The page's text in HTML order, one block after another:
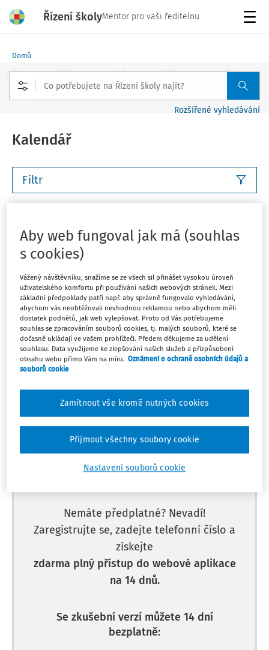
Řízení školyMentor pro vaši ředitelnu
Domů
Rozšířené vyhledávání
Kalendář
Filtr
Vlastní rozsah
1
PLÁNOVÁNÍ A KONTROLA PED. PROCESU
ŠKOLNÍ DRUŽINA
ZÁJMOVÉ VZDĚLÁVÁNÍ
Právo nebo nárok na prominutí nebo
snížení úplaty
Můj plán
Máte předplatné? Přihlaste se.
Tento dokument je jen pro
Nemáte předplatné? Nevadí!
Zaregistrujte se, zadejte telefonní číslo a
získejte
zdarma plný přístup do webové aplikace
na 14 dnů.
Se zkušební verzí můžete 14 dní
bezplatně:
Aby web fungoval jak má (souhlas
s cookies)
Vážený návštěvníku, snažíme se ze všech sil přinášet vysokou úroveň
uživatelského komfortu při používání našich webových stránek. Mezi
základní předpoklady patří např. aby správně fungovalo vyhledávání,
abychom vás neobtěžovali nevhodnou reklamou nebo abychom měli
dostatek podnětů, jak web vylepšovat. Proto od Vás potřebujeme
souhlas se zpracováním souborů cookies, tj. malých souborů, které se
dočasně ukládají ve vašem prohlížeči. Předem děkujeme za udělení
souhlasu. Data využijeme ke zlepšování našich služeb a přizpůsobení
obsahu webu přímo Vám na míru. Oznámení o ochraně osobních údajů a
souborů cookie
Nastavení souborů cookie
Zamítnout vše kromě nutných cookies
Přijmout všechny soubory cookie